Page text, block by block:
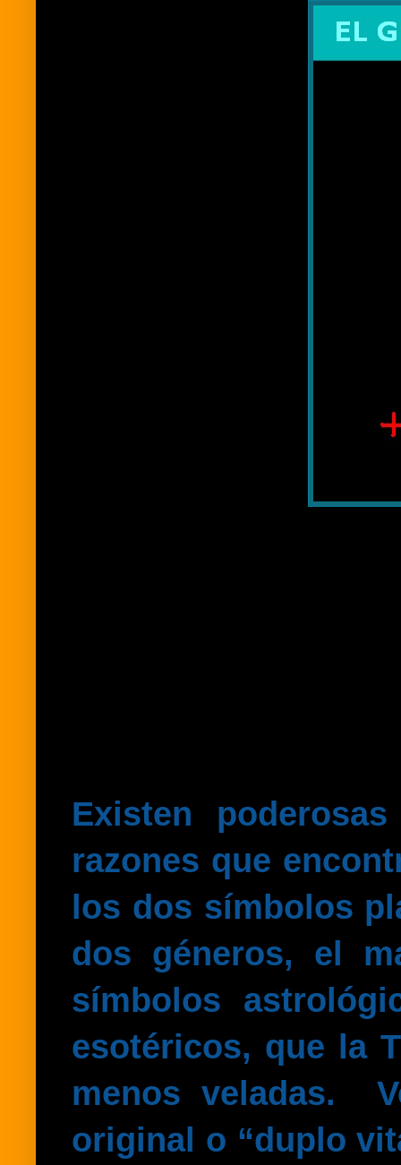
Existen
razones que
los dos símbolos
dos géneros, el
símbolos
esotéricos, que la
menos veladas.
original o “duplo